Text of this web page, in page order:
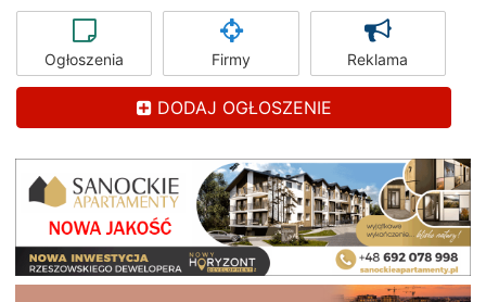
Ogłoszenia Firmy Reklama
DODAJ OGŁOSZENIE